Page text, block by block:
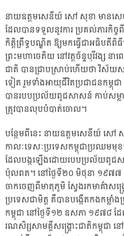
នាយឧត្តមសេនីយ៍ សៅ សុខា មានសេ
ដែលបានទទួលនូវការ ប្រគល់ភារកិច្ច
កិត្តិព្រឹទ្ធបណ្ឌិត ឱ្យមកធ្វើជាអធិប
ព្រះមហាចេតិយ នៅវត្តច័ន្ទបុរីវង្ស ន
ជាតិ បានជ្រាបស្រាប់ហើយថា វិស័
ទៀត រួមទាំងអាយុជីវិតប្រជាជនកម្ពុជា
បានរបបប្រល័យពូជសាសន៍ កាប់សម្លា
ត្រូវបានលុបបំបាត់ចោល។
បន្ថែមពីនេះ នាយឧត្តមសេនីយ៍ សៅ
កាលៈទេសៈប្រទេសកម្ពុជាប្រឈមមុ
ដែលបង្កឡើងដោយរបបប្រល័យពូជ
ប៉ុលពត។ នៅថ្ងៃទី២០ មិថុនា ១៩៧៧
ចាកចេញពីមាតុភូមិ ស្វែងរកមាគ៌ាសង្
ប្រទេសជាមិត្ត គឺបានបង្កើតកងកម្លាំង
កម្ពុជា នៅថ្ងៃទី១២ ឧសភា ១៩៧៨ ដែ
រណសិរ្សសាមគ្គីសង្គ្រោះជាតិកម្ពុជា នៅ